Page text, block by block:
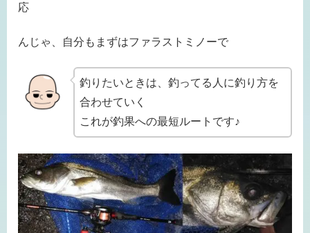
応
んじゃ、自分もまずはファラストミノーで
釣りたいときは、釣ってる人に釣り方を
合わせていく
これが釣果への最短ルートです♪